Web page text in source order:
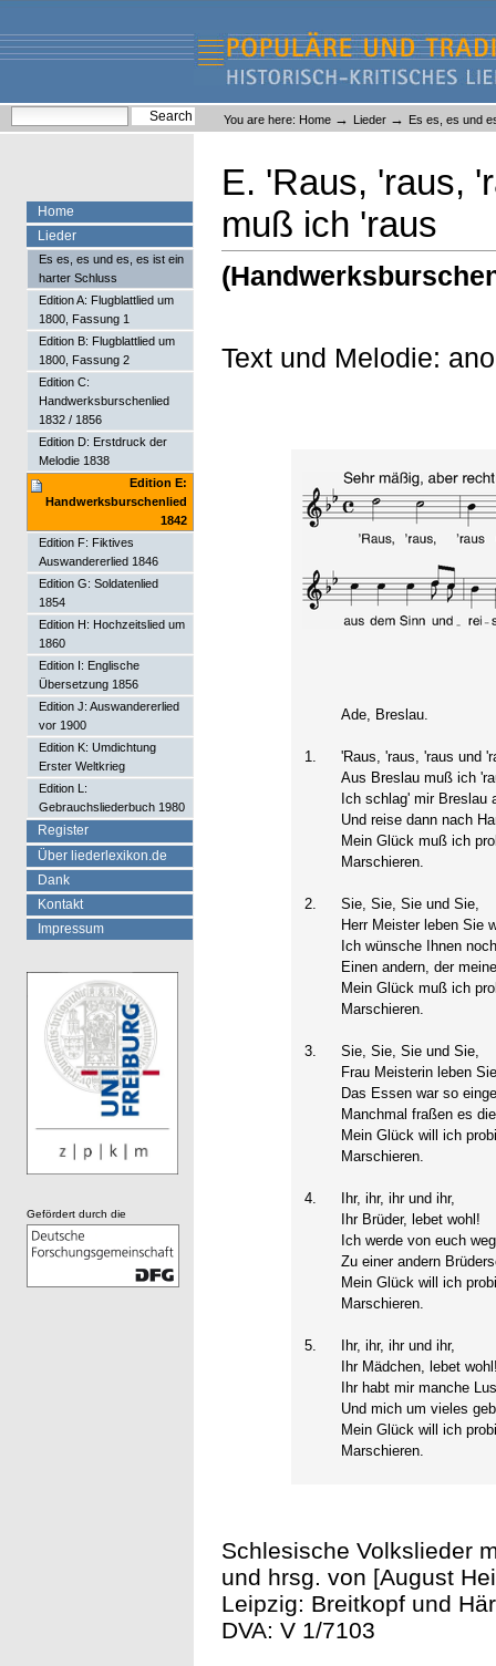
content.
navigation
Liederlexikon
Personal
tools
You are here: Home → Lieder → Es es, es und
E. 'Raus, 'raus,
muß ich 'raus
Text und Melodie:
Ade, Breslau.
1.
'Raus, 'raus, 'raus und
Aus Breslau muß ich
Ich schlag' mir Breslau
Und reise dann nach
Mein Glück muß ich
Marschieren.
2.
Sie, Sie, Sie und Sie,
Herr Meister leben Sie
Ich wünsche Ihnen
Einen andern, der
Mein Glück muß ich
Marschieren.
3.
Sie, Sie, Sie und Sie,
Frau Meisterin leben
Das Essen war so
Manchmal fraßen es
Mein Glück will ich
Marschieren.
4.
Ihr, ihr, ihr und ihr,
Ihr Brüder, lebet wohl!
Ich werde von euch
Zu einer andern
Mein Glück will ich
Marschieren.
5.
Ihr, ihr, ihr und ihr,
Ihr Mädchen, lebet
Ihr habt mir manche
Und mich um vieles
Mein Glück will ich
Marschieren.
Schlesische Volkslieder
und hrsg. von [August
Leipzig: Breitkopf und
DVA: V 1/7103
Home
Lieder
Es es, es und es, es ist ein
harter Schluss
Edition A: Flugblattlied um
1800, Fassung 1
Edition B: Flugblattlied um
1800, Fassung 2
Edition C:
Handwerksburschenlied
1832 / 1856
Edition D: Erstdruck der
Melodie 1838
Edition E:
Handwerksburschenlied
1842
Edition F: Fiktives
Auswandererlied 1846
Edition G: Soldatenlied
1854
Edition H: Hochzeitslied um
1860
Edition I: Englische
Übersetzung 1856
Edition J: Auswandererlied
vor 1900
Edition K: Umdichtung
Erster Weltkrieg
Edition L:
Gebrauchsliederbuch 1980
Register
Über liederlexikon.de
Dank
Kontakt
Impressum
Gefördert durch die